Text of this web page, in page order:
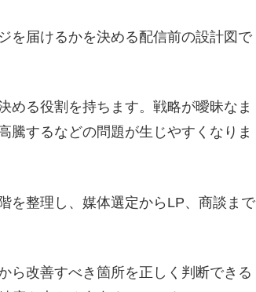
を届けるかを決める配信前の設計図で
める役割を持ちます。戦略が曖昧なま
騰するなどの問題が生じやすくなりま
を整理し、媒体選定からLP、商談まで
ら改善すべき箇所を正しく判断できる